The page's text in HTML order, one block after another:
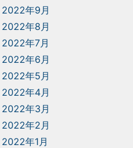
2022年9月
2022年8月
2022年7月
2022年6月
2022年5月
2022年4月
2022年3月
2022年2月
2022年1月